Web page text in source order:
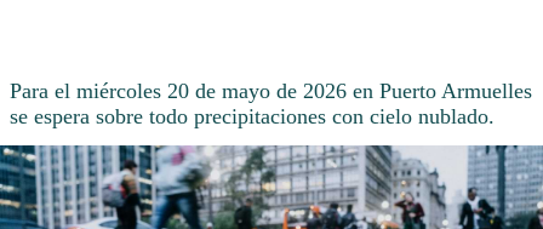
Para el miércoles 20 de mayo de 2026 en Puerto Armuelles
se espera sobre todo precipitaciones con cielo nublado.